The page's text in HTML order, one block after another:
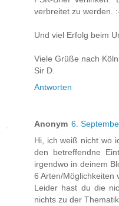
verbreitet zu werden.
Und viel Erfolg beim
Viele Grüße nach
Sir D.
Antworten
Anonym 6.
Hi, ich weiß nicht wo
den betreffendne
irgendwo in deinem
6 Arten/Möglichkeiten
Leider hast du die
nichts zu der